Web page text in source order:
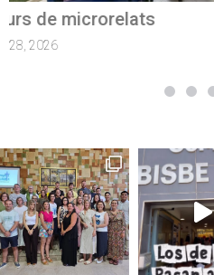
Quan el camí continua:
per guiar els nostres